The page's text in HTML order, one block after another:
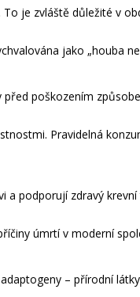
je zvláště důležité v
jako „houba
poškozením
Pravidelná
podporují zdravý
úmrtí v moderní
– přírodní